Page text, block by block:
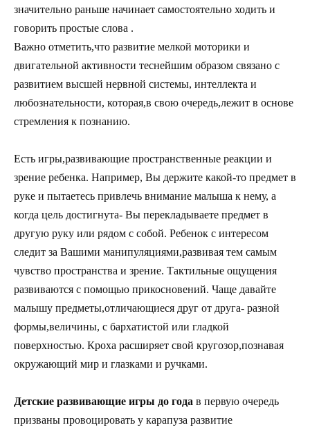
значительно раньше начинает самостоятельно ходить и
говорить простые слова .
Важно отметить,что развитие мелкой моторики и
двигательной активности теснейшим образом связано с
развитием высшей нервной системы, интеллекта и
любознательности, которая,в свою очередь,лежит в основе
стремления к познанию.
Есть игры,развивающие пространственные реакции и
зрение ребенка. Например, Вы держите какой-то предмет в
руке и пытаетесь привлечь внимание малыша к нему, а
когда цель достигнута- Вы перекладываете предмет в
другую руку или рядом с собой. Ребенок с интересом
следит за Вашими манипуляциями,развивая тем самым
чувство пространства и зрение. Тактильные ощущения
развиваются с помощью прикосновений. Чаще давайте
малышу предметы,отличающиеся друг от друга- разной
формы,величины, с бархатистой или гладкой
поверхностью. Кроха расширяет свой кругозор,познавая
окружающий мир и глазками и ручками.
Детские развивающие игры до года в первую очередь
призваны провоцировать у карапуза развитие